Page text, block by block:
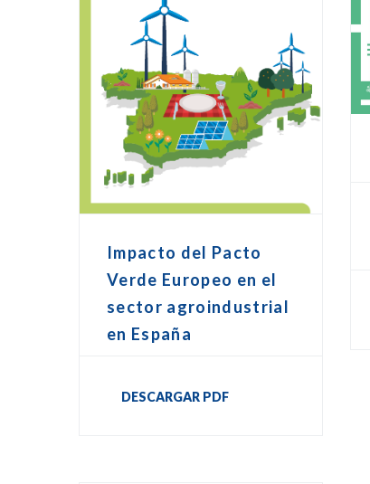
Impacto del Pacto
Verde Europeo en el
sector agroindustrial
en España
DESCARGAR PDF